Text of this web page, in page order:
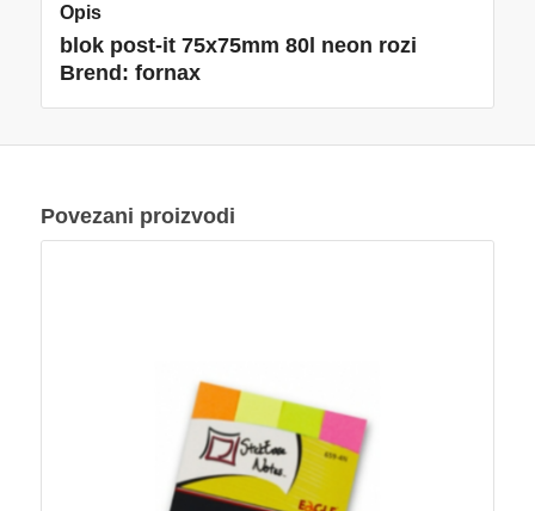
Opis
blok post-it 75x75mm 80l neon rozi
Brend: fornax
Povezani proizvodi